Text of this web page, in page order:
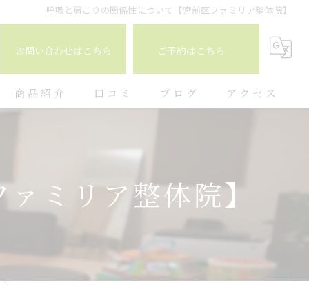
呼吸と肩こりの関係性について【宮前区ファミリア整体院】
お問い合わせはこちら ご予約はこちら
商品紹介 口コミ ブログ アクセス
ミリア整体院】